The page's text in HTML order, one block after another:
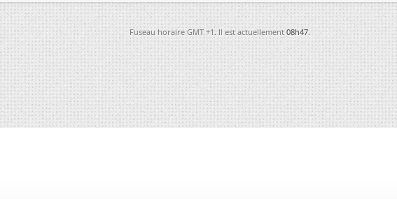
Fuseau horaire GMT +1. Il est actuellement08h47.